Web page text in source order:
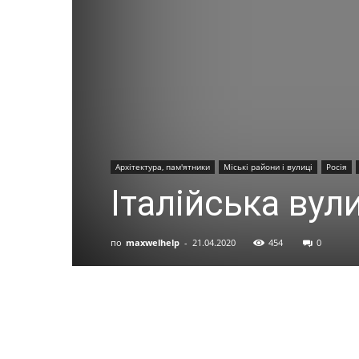
Архітектура, пам'ятники Міські райони і вулиці Росія
Італійська
по maxwelhelp - 21.04.2020 454 0